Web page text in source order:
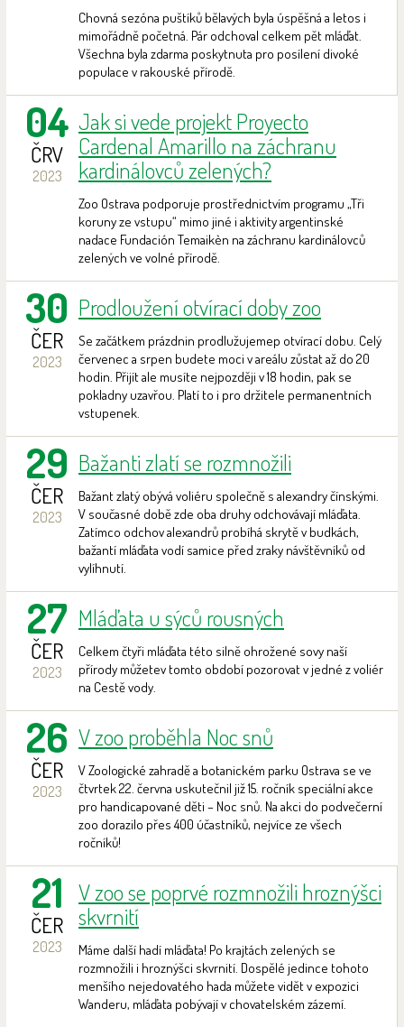
Chovná sezóna puštíků bělavých byla úspěšná a letos i
mimořádně početná. Pár odchoval celkem pět mláďat.
Všechna byla zdarma poskytnuta pro posílení divoké
populace v rakouské přírodě.
04
ČRV
2023
Jak si vede projekt Proyecto
Cardenal Amarillo na záchranu
kardinálovců zelených?
Zoo Ostrava podporuje prostřednictvím programu „Tři
koruny ze vstupu“ mimo jiné i aktivity argentinské
nadace Fundación Temaikèn na záchranu kardinálovců
zelených ve volné přírodě.
30
ČER
2023
Prodloužení otvírací doby zoo
Se začátkem prázdnin prodlužujemep otvírací dobu. Celý
červenec a srpen budete moci v areálu zůstat až do 20
hodin. Přijít ale musíte nejpozději v 18 hodin, pak se
pokladny uzavřou. Platí to i pro držitele permanentních
vstupenek.
29
ČER
2023
Bažanti zlatí se rozmnožili
Bažant zlatý obývá voliéru společně s alexandry čínskými.
V současné době zde oba druhy odchovávají mláďata.
Zatímco odchov alexandrů probíhá skrytě v budkách,
bažantí mláďata vodí samice před zraky návštěvníků od
vylíhnutí.
27
ČER
2023
Mláďata u sýců rousných
Celkem čtyři mláďata této silně ohrožené sovy naší
přírody můžetev tomto období pozorovat v jedné z voliér
na Cestě vody.
26
ČER
2023
V zoo proběhla Noc snů
V Zoologické zahradě a botanickém parku Ostrava se ve
čtvrtek 22. června uskutečnil již 15. ročník speciální akce
pro handicapované děti – Noc snů. Na akci do podvečerní
zoo dorazilo přes 400 účastníků, nejvíce ze všech
ročníků!
21
ČER
2023
V zoo se poprvé rozmnožili hroznýšci
skvrnití
Máme další hadí mláďata! Po krajtách zelených se
rozmnožili i hroznýšci skvrnití. Dospělé jedince tohoto
menšího nejedovatého hada můžete vidět v expozici
Wanderu, mláďata pobývají v chovatelském zázemí.